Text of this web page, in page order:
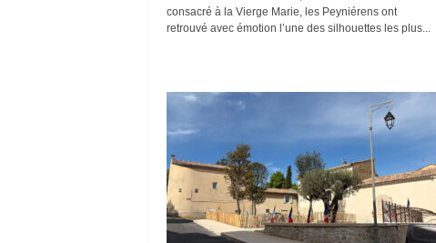
consacré à la Vierge Marie, les Peyniérens ont
retrouvé avec émotion l’une des silhouettes les plus...